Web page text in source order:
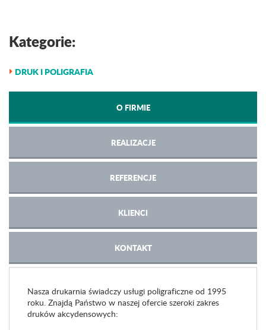
Kategorie:
DRUK I POLIGRAFIA
O FIRMIE
REALIZACJE
REFERENCJE
KLIENCI
KONTAKT
Nasza drukarnia świadczy usługi poligraficzne od 1995
roku. Znajdą Państwo w naszej ofercie szeroki zakres
druków akcydensowych: